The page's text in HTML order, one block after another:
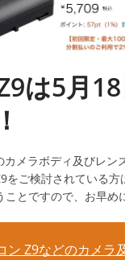
は5月
メラボディ及びレン
をご検討されている
とですので、お早め
ン Z9などのカメラ